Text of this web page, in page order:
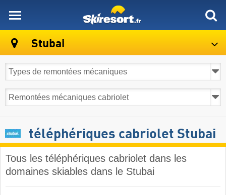
Stubai
téléphériques cabriolet Stubai
Tous les téléphériques cabriolet dans les
domaines skiables dans le Stubai ​